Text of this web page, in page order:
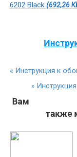
6202 Black (692,26
« Инструкция к
»
Вам
также